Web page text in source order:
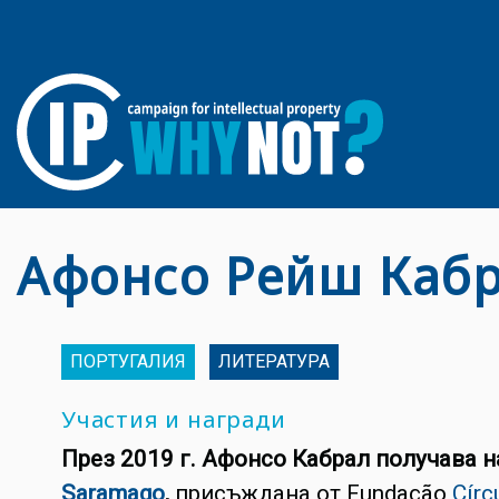
Афонсо Рейш
ПОРТУГАЛИЯ ЛИТЕРАТУРА
Участия и награди
През 2019 г. Афонсо Кабрал получава